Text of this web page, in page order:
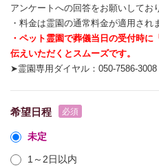
アンケートへの回答をお願いしてお
・料金は霊園の通常料金が適用され
・ペット霊園で葬儀当日の受付時
伝えいただくとスムーズです。
➤霊園専用ダイヤル：050-7586-3008
希望日程
未定
1～2日以内